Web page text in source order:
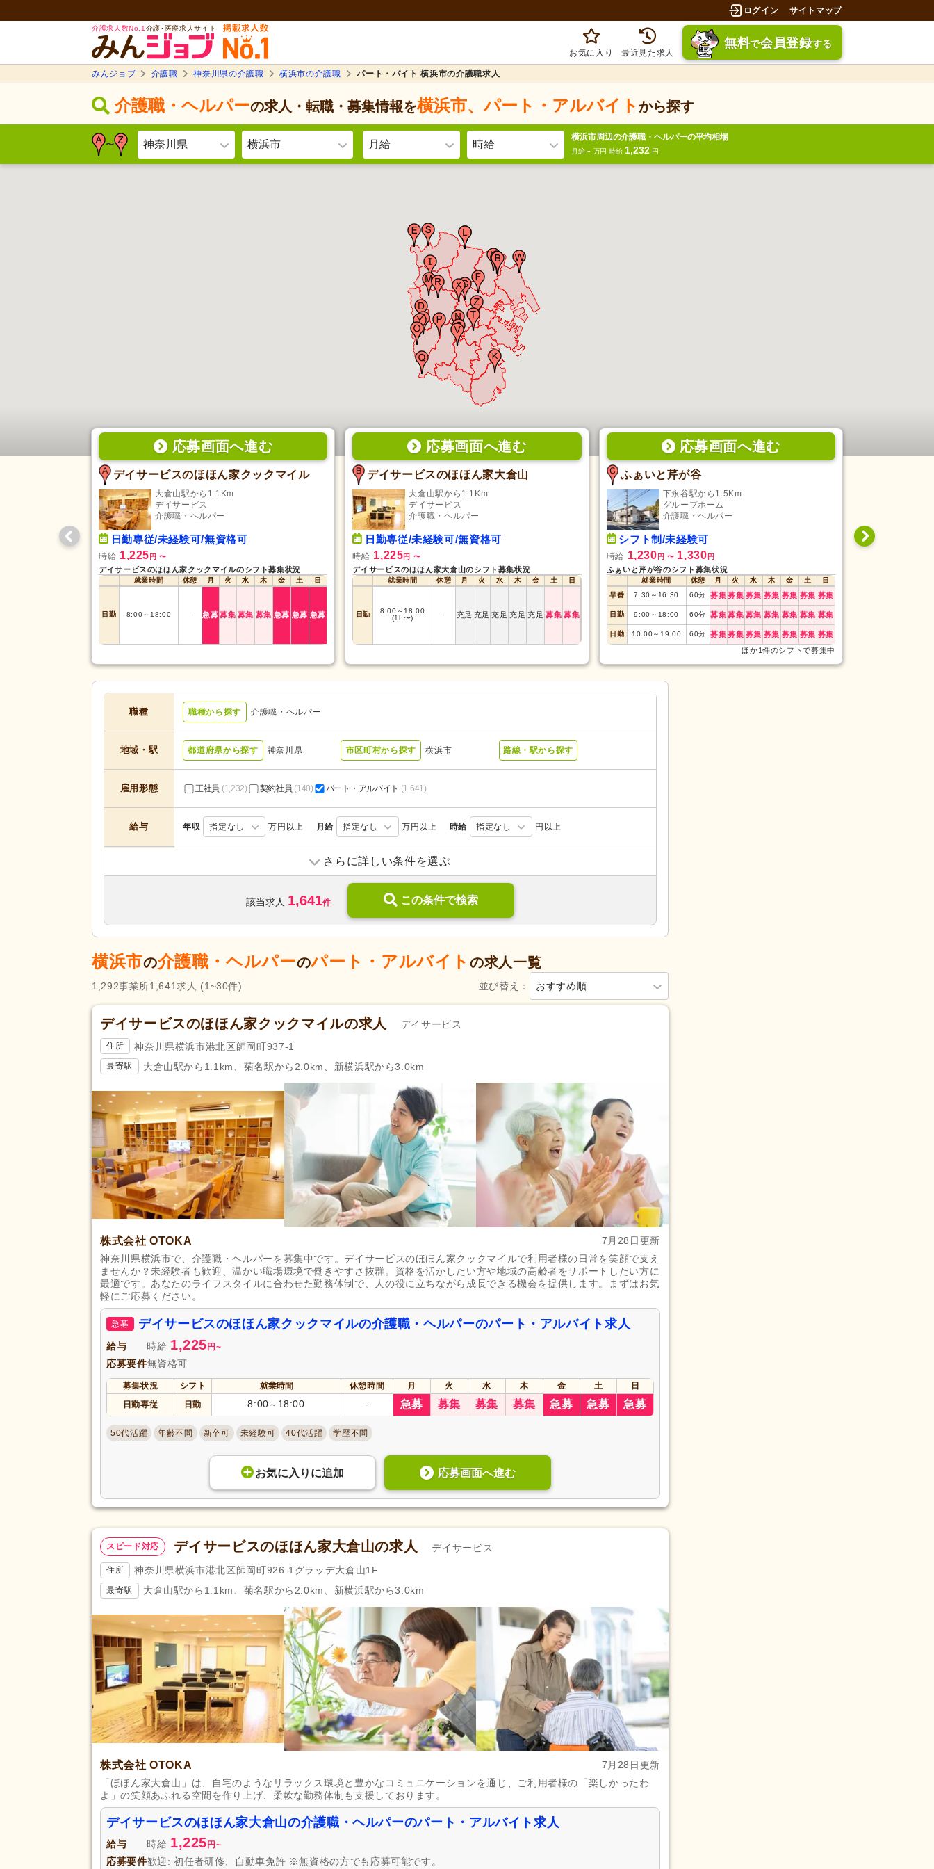
ログイン サイトマップ
介護求人数No.1 介護･医療求人サイト
お気に入り 最近見た求人
無料で会員登録する
みんジョブ 介護職 神奈川県の介護職 横浜市の介護職 パート・バイト 横浜市の介護職求人
介護職・ヘルパーの求人・転職・募集情報を横浜市、パート・アルバイト から探す
〜 神奈川県 横浜市 月給 時給
横浜市周辺の介護職・ヘルパーの平均相場
月給 - 万円 時給 1,232 円
応募画面へ進む
デイサービスのほほん家クックマイル
大倉山駅から1.1Km
デイサービス
介護職・ヘルパー
日勤専従/未経験可/無資格可
時給 1,225 円 〜
デイサービスのほほん家クックマイルのシフト募集状況
就業時間 休憩 月 火 水 木 金 土 日
日勤 8:00～ 18:00 - 急募募集 募集 募集 急募 急募 急募
応募画面へ進む
デイサービスのほほん家大倉山
大倉山駅から1.1Km
デイサービス
介護職・ヘルパー
日勤専従/未経験可/無資格可
時給 1,225円 〜
デイサービスのほほん家大倉山のシフト募集状況
就業時間 休憩 月 火 水 木 金 土 日
日勤 8:00 ～ 18:00
(1h〜)
- 充足 充足 充足 充足 充足 募集 募集
応募画面へ進む
ふぁいと芹が谷
下永谷駅から1.5Km
グループホーム
介護職・ヘルパー
シフト制/未経験可
時給 1,230 円 〜 1,330 円
ふぁいと芹が谷のシフト募集状況
就業時間 休憩 月 火 水 木 金 土
日
早番
7:30 ～ 16:30 60分 募集募集 募集 募集 募集 募集 募集
日勤 9:00 ～ 18:00 60分 募集募集 募集 募集 募集 募集 募集
日勤 10:00～ 19:00 60分 募集募集 募集 募集 募集 募集 募集
ほか1件のシフトで募集中
夜勤専従/未
職種 職種から探す 介護職・ヘルパー
地域・駅 都道府県から探す 神奈川県 市区町村から探す 横浜市 路線・駅から探す
雇用形態 正社員 (1,232) 契約社員 (140) パート・アルバイト (1,641)
給与 年収 指定なし 万円以上 月給 指定なし 万円以上 時給 指定なし 円以上
サービスの種
類
訪問介護 (515)
定期巡回・随時対応型(13) デイサービス(668) デイケア(50)
小規模多機能型居宅介護 (169) ショートステイ(53)
サービス付き高齢者向け住宅(38) ケアハウス
高齢者住宅(2) 特別養護老人ホーム(205) 介護老人保健施設(103)
介護医療院・療養病床(3) グループホーム (501) 看護小規模多機能型居宅介護
障がい者支援 (58)
応募条件・こ
だわり
未経験可(2,356) 新規オープン(81)
ブランク可(2,814)
学生可(227) 新卒可(2,547)
(2,719) (809)
介護ロボット導入済み (79) 髪型・髪色自由(244)
ネイル可(226) Web面接可(403) ハローワーク求人を除く (1,504)
掲載24時間以内(28) 掲載3日以内(33) 掲載7日以内(48)
掲載14日以内 (125) 掲載30日以内(392) 女性が活躍(2,779)
スピード対応 急募(211)
勤務形態
残業ほぼなし シフト制(1,163) 日勤のみ可 (1,752)
時短勤務相談可 (428) 週1日から可(459) 週2日から可(373)
週3日から可(158) 週4日から可(17) シフト相談可(2,745)
応募資格
初任者研修（旧ヘルパー2級）
(1,953)
実務者研修（旧ヘルパー1級・基礎研
修）(1,585)
介護福祉士 (1,897)
認知症ケア専門士
(47)
自動車免許 (770) 自動車免許（二種） (10) 認知症介護基礎研修(19)
相談支援従事者初任者研修(6) 相談支援従事者現任研修(6) 主任相談支援専門員養成研修
行動擁護従業者養成研修(4) 強度行動障害支援者養成研修(4) 放課後児童支援員認定研修
ヨガインストラクター(7) スポーツ指導員(7)
休日・休暇
土日休み 土日祝休み (59)
日曜休み(300) 年間休日110日以上
産休あり(2,609) 育休あり (2,776)
看護休暇(574) (314) 冬季休暇(166)
年末年始休暇(387)
給与・手当
賞与あり (1,504) 社会保険完備 (2,899) 研修制度あり (2,808)
セミナー参加費補助(235) 企業年金 (178) 昇給あり (2,625)
復職支援あり(461) 退職金あり 日・祝給与アップ(307)
住宅手当(307) 資格取得支援あり(1,557) 通勤手当 (2,549)
人事評価制度あり(2,801) 処遇改善手当(1,192) 制服あり(2,177)
資格手当(974) 扶養控除内考慮あり(605) 扶養手当(259)
副業可(793)
アクセス
駅近(1,279)
さらに詳しい条件を選ぶ
該当求人 1,641件 この条件で検索
横浜市の介護職・ヘルパーのパート・アルバイトの求人一覧
並び替え： おすすめ順
1,292事業所1,641求人 (1~30件)
デイサービスのほほん家クックマイルの求人 デイサービス
住所 神奈川県横浜市港北区師岡町937-1
最寄駅 大倉山駅から1.1km、菊名駅から2.0km、新横浜駅から3.0km
株式会社 OTOKA
7月28日更新
神奈川県横浜市で、介護職・ヘルパーを募集中です。デイサービスのほほん家クックマイルで利用者様の日常を笑顔で支え
ませんか？未経験者も歓迎、温かい職場環境で働きやすさ抜群。資格を活かしたい方や地域の高齢者をサポートしたい方に
最適です。あなたのライフスタイルに合わせた勤務体制で、人の役に立ちながら成長できる機会を提供します。まずはお気
軽にご応募ください。
急募 デイサービスのほほん家クックマイルの介護職・ヘルパーのパート・アルバイト求人
給与 時給 1,225 円 ~
応募要件無資格可
募集状況 シフト 就業時間 休憩時間 月 火 水 木 金 土
日
日勤専従
日勤 8:00 ～ 18:00 - 急募 募集 募集 募集 急募 急募 急募
50代活躍 年齢不問 新卒可 未経験可 40代活躍 学歴不問
お気に入り に追加 応募画面へ進む
スピード対応 デイサービスのほほん家大倉山の求人 デイサービス
住所 神奈川県横浜市港北区師岡町926-1グラッデ大倉山1F
最寄駅 大倉山駅から1.1km、菊名駅から2.0km、新横浜駅から3.0km
株式会社 OTOKA
7月28日更新
「ほほん家大倉山」は、自宅のようなリラックス環境と豊かなコミュニケーションを通じ、ご利用者様の「楽しかったわ
よ」の笑顔あふれる空間を作り上げ、柔軟な勤務体制も支援しております。
デイサービスのほほん家大倉山の介護職・ヘルパーのパート・アルバイト求人
給与 時給 1,225円~
応募要件歓迎: 初任者研修、自動車免許 ※無資格の方でも応募可能です。